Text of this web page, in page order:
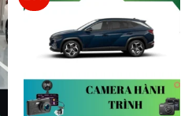
HYUNDAI SANTAFE